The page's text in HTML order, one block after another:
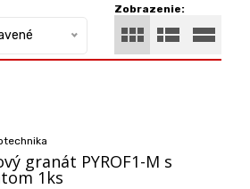
Zobrazenie:
granát PYROF1-M s
1ks